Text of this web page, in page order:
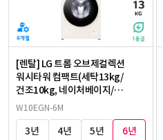
[렌탈] LG 트롬 오브제컬렉션
워시타워 컴팩트(세탁13kg/
건조10kg, 네이처베이지/
네이처그린)
W10EGN-6M
3년 4년 5년 6년